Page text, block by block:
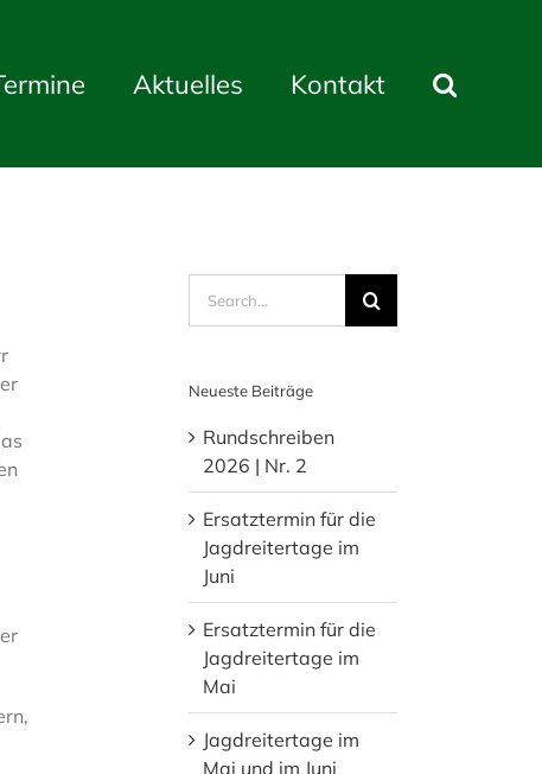
Aktuelles Kontakt
Neueste Beiträge
Rundschreiben
2026 | Nr. 2
Ersatztermin für die
Jagdreitertage im
Juni
Ersatztermin für die
Jagdreitertage im
Mai
Jagdreitertage im
Mai und im Juni